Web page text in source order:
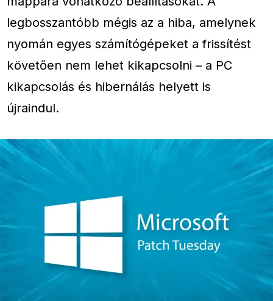
legbosszantóbb mégis az a hiba, amelynek
nyomán egyes számítógépeket a frissítést
követően nem lehet kikapcsolni – a PC
kikapcsolás és hibernálás helyett is
újraindul.